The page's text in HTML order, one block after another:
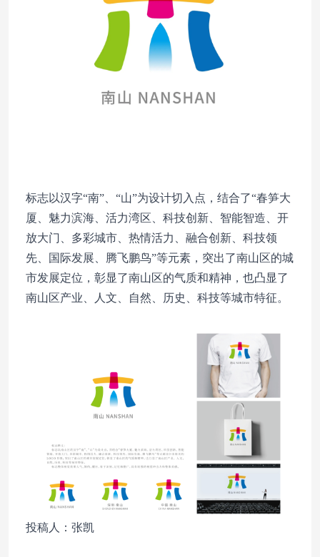
标志以汉字“南”、“山”为设计切入点，结合了“春笋大
厦、魅力滨海、活力湾区、科技创新、智能智造、开
放大门、多彩城市、热情活力、融合创新、科技领
先、国际发展、腾飞鹏鸟”等元素，突出了南山区的城
市发展定位，彰显了南山区的气质和精神，也凸显了
南山区产业、人文、自然、历史、科技等城市特征。
投稿人：张凯